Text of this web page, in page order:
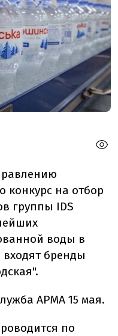
конкурс на отбор
группы IDS
воды в
входят бренды
АРМА 15 мая.
по